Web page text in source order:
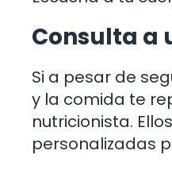
Consulta a
Si a pesar de
y la comida te
nutricionista.
personalizadas